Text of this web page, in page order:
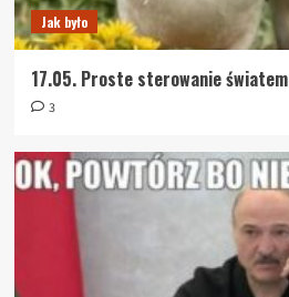
Jak było
17.05. Proste sterowanie światem
3